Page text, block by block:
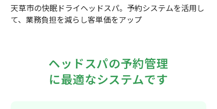
天草市の快眠ドライヘッドスパ。予約システムを活用し
て、業務負担を減らし客単価をアップ
ヘッドスパの予約管理
に最適なシステムです